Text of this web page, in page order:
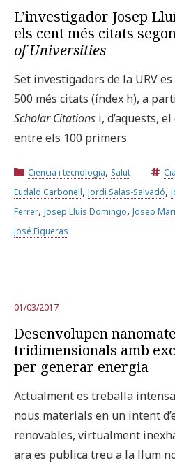
L’investigador Josep
els cent més citats
of Universities
Set investigadors de la URV
500 més citats (índex h), a
Scholar Citations i, d’aquests,
entre els 100 primers
Ciència i tecnologia, Salut
Eudald Carbonell, Jordi Salas-Salvadó,
Ferrer, Josep Lluís Domingo, Josep
José Figueras
01/03/2017
Desenvolupen
tridimensionals amb
per generar energia
Actualment es treballa
nous materials en un intent
renovables, virtualment
ara es publica treu a la llum